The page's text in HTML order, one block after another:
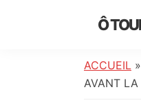
Ô
de
ACCUEIL »
AVANT LA